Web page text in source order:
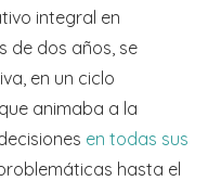
integral en
de dos años, se
en un ciclo
que animaba a la
en todas sus
hasta el